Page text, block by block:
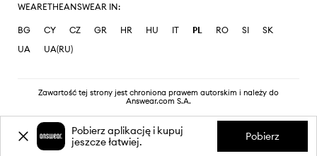
WEARETHEANSWEAR IN:
BG CY CZ GR HR HU IT PL RO SI
SK
UA
UA(RU)
Zawartość tej strony jest chroniona prawem autorskim i należy do
Answear.com S.A.
Pobierz aplikację i kupuj
jeszcze łatwiej.
Pobierz